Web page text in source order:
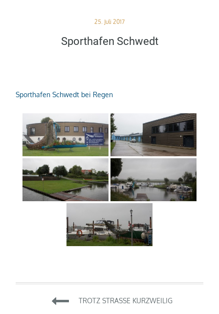
Posted
25. Juli 2017
Sporthafen Schwedt
Sporthafen Schwedt bei Regen
Beitragsnavigation
TROTZ STRASSE KURZWEILIG